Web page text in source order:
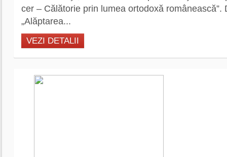
cer – Călătorie prin lumea ortodoxă românească”.
„Alăptarea...
VEZI DETALII